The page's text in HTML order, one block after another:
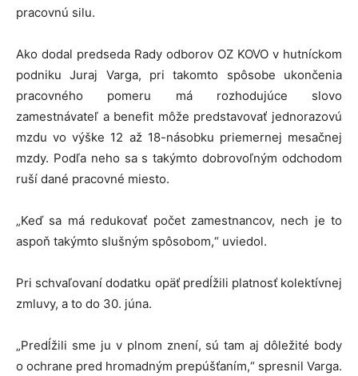
pracovnú silu.
Ako dodal predseda Rady odborov OZ KOVO v hutníckom
podniku Juraj Varga, pri takomto spôsobe ukončenia
pracovného pomeru má rozhodujúce slovo
zamestnávateľ a benefit môže predstavovať jednorazovú
mzdu vo výške 12 až 18-násobku priemernej mesačnej
mzdy. Podľa neho sa s takýmto dobrovoľným odchodom
ruší dané pracovné miesto.
„Keď sa má redukovať počet zamestnancov, nech je to
aspoň takýmto slušným spôsobom,“ uviedol.
Pri schvaľovaní dodatku opäť predĺžili platnosť kolektívnej
zmluvy, a to do 30. júna.
„Predĺžili sme ju v plnom znení, sú tam aj dôležité body
o ochrane pred hromadným prepúšťaním,“ spresnil Varga.